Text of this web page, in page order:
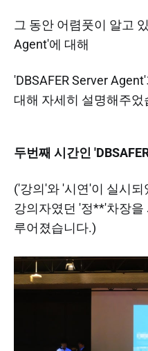
그 동안 어렴풋이 알고
Agent'에 대해
'DBSAFER Server
대해 자세히 설명해주었
두번째 시간인
('강의'와 '시연'이 실시되
강의자였던 '정**'차장을
루어졌습니다.)